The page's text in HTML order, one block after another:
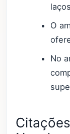
O
No